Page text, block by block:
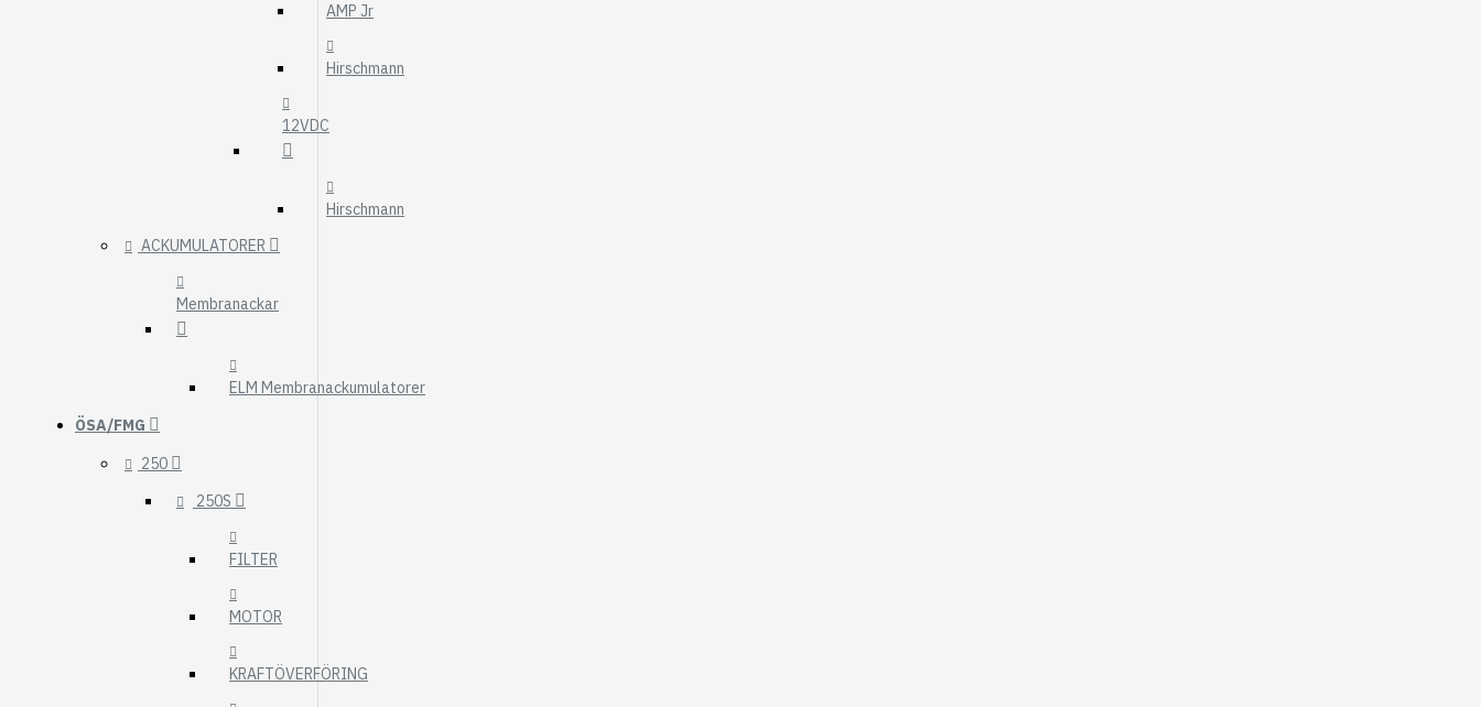
AMP Jr
Hirschmann
12VDC
Hirschmann
ACKUMULATORER
Membranackar
ELM Membranackumulatorer
ÖSA/FMG
250
250S
FILTER
MOTOR
KRAFTÖVERFÖRING